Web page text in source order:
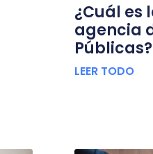
¿Cuál es
agencia
Públicas?
LEER TODO